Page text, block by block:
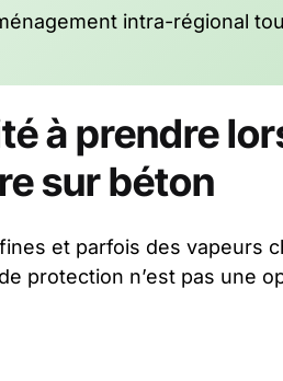
intra-régional
à prendre
sur béton
et parfois des vapeurs
protection n’est pas une